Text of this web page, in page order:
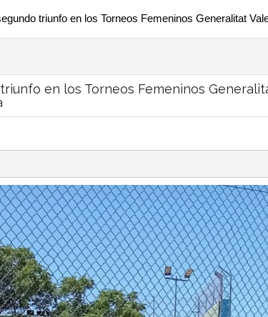
triunfo en los Torneos Femeninos Generalitat
en los Torneos Femeninos